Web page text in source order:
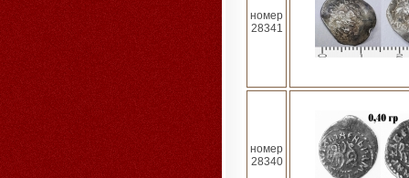
номер
28341
номер
28340